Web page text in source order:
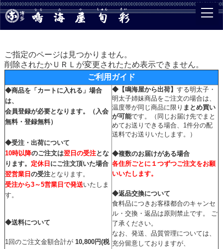
ご指定のページは見つかりません。
削除されたかＵＲＬが変更されたため表示できません。
ご利用ガイド
◆商品を「カートに入れる」場合
は、
会員登録が必要となります。
（入会
無料・登録無料）
◆受注・出荷について
10時以降のご注文は翌日の受注とな
ります。 定休日 にご注文頂いた場合
翌営業日 の受注となります。
受注から3～5営業日で発送いたしま
す。
◆送料について
1回のご注文金額合計が 10,800円(税
◆【鳴海屋から出荷】 する明太子・
明太子姉妹商品をご注文の場合は、
温度帯が同じ商品に限り まとめ買い
が可能です。（同じお届け先でまと
めてお送りできる場合、1件分の配
送料でお送りいたします。）
◆複数のお届けがある場合
各住所ごとに１つずつご注文をお願
いいたします。
◆返品交換について
食料品につきお客様都合のキャンセ
ル・交換・返品は原則禁止です。 ご
了承ください。
なお、発送、品質管理については、
充分留意しておりますが、